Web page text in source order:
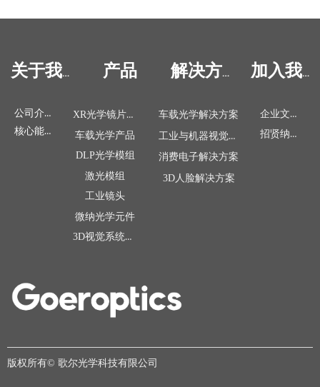
版权所有© 歌尔光学科技有限公司
公司介绍
核心能力
XR光学镜片&模组
车载光学产品
DLP光学模组
激光模组
工业镜头
微纳光学元件
3D视觉系统产品
车载光学解决方案
工业与机器视觉解决方案
消费电子解决方案
3D人脸解决方案
企业文化
招贤纳士
关于我们 产品 解决方案 加入我们